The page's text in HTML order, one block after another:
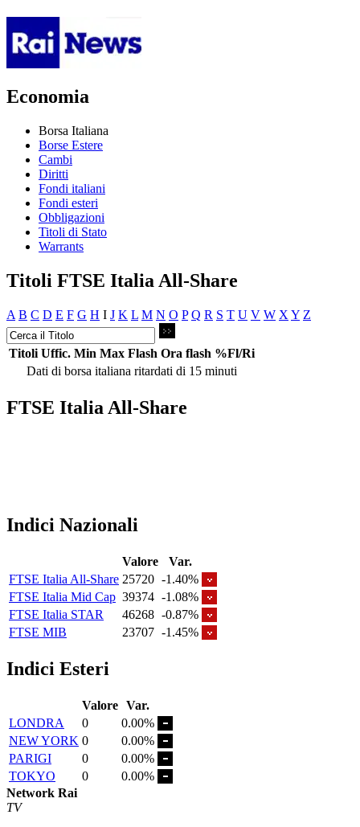
Economia
Borsa Italiana
Borse Estere
Cambi
Diritti
Fondi italiani
Fondi esteri
Obbligazioni
Titoli di Stato
Warrants
Titoli FTSE Italia All-Share
A B C D E F G H I J K L M N O P Q R S T U V W X Y Z
Titoli Uffic. Min Max Flash Ora flash %Fl/Ri
Dati di borsa italiana ritardati di 15 minuti
FTSE Italia All-Share
Indici Nazionali
Valore
Var.
FTSE Italia All-Share 25720 -1.40%
FTSE Italia Mid Cap 39374 -1.08%
FTSE Italia STAR
46268 -0.87%
FTSE MIB
23707 -1.45%
Indici Esteri
Valore Var.
LONDRA
0
0.00%
NEW YORK 0
0.00%
PARIGI
0
0.00%
TOKYO
0
0.00%
Network Rai
TV